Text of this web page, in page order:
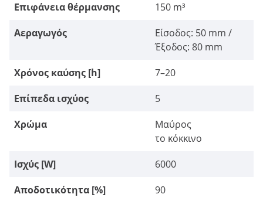
Επιφάνεια θέρμανσης
150 m³
Αεραγωγός
Είσοδος: 50 mm /
Έξοδος: 80 mm
Χρόνος καύσης [h]
7–20
Επίπεδα ισχύος
5
Χρώμα
Μαύρος
το κόκκινο
Ισχύς [W]
6000
Αποδοτικότητα [%]
90